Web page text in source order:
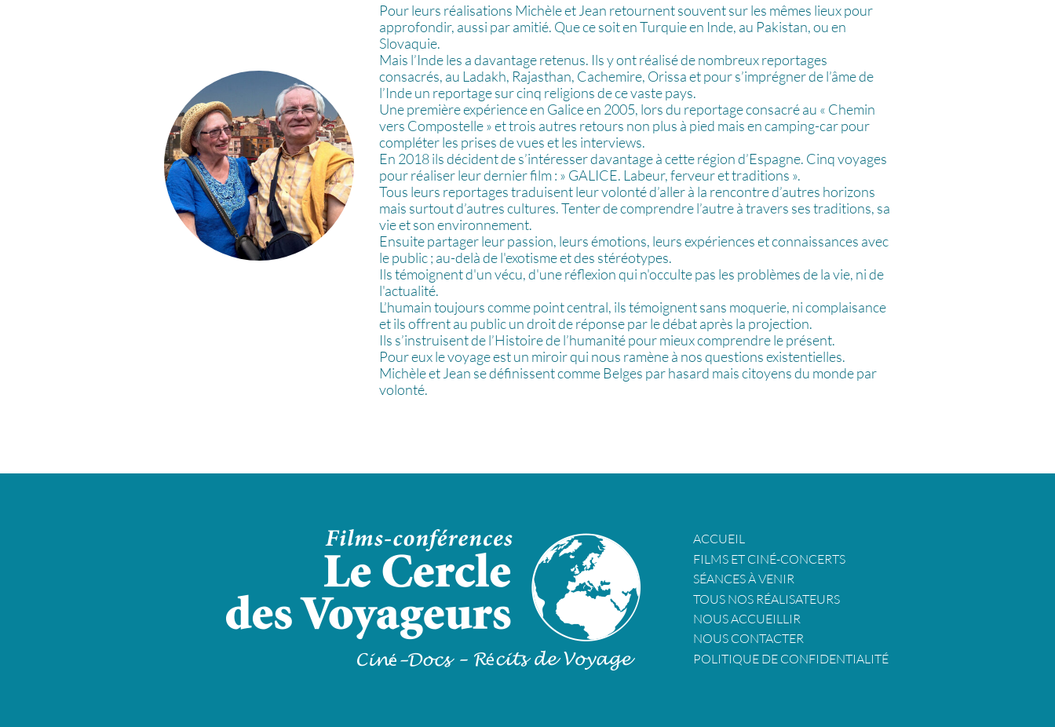
Pour leurs réalisations Michèle et Jean retournent souvent sur les mêmes lieux pour
approfondir, aussi par amitié. Que ce soit en Turquie en Inde, au Pakistan, ou en
Slovaquie.
Mais l’Inde les a davantage retenus. Ils y ont réalisé de nombreux reportages
consacrés, au Ladakh, Rajasthan, Cachemire, Orissa et pour s’imprégner de l’âme de
l’Inde un reportage sur cinq religions de ce vaste pays.
Une première expérience en Galice en 2005, lors du reportage consacré au « Chemin
vers Compostelle » et trois autres retours non plus à pied mais en camping-car pour
compléter les prises de vues et les interviews.
En 2018 ils décident de s’intéresser davantage à cette région d’Espagne. Cinq voyages
pour réaliser leur dernier film : » GALICE. Labeur, ferveur et traditions ».
Tous leurs reportages traduisent leur volonté d’aller à la rencontre d’autres horizons
mais surtout d’autres cultures. Tenter de comprendre l’autre à travers ses traditions, sa
vie et son environnement.
Ensuite partager leur passion, leurs émotions, leurs expériences et connaissances avec
le public ; au-delà de l'exotisme et des stéréotypes.
Ils témoignent d'un vécu, d'une réflexion qui n'occulte pas les problèmes de la vie, ni de
l'actualité.
L’humain toujours comme point central, ils témoignent sans moquerie, ni complaisance
et ils offrent au public un droit de réponse par le débat après la projection.
Ils s’instruisent de l’Histoire de l’humanité pour mieux comprendre le présent.
Pour eux le voyage est un miroir qui nous ramène à nos questions existentielles.
Michèle et Jean se définissent comme Belges par hasard mais citoyens du monde par
volonté.
ACCUEIL
FILMS ET CINÉ-CONCERTS
SÉANCES À VENIR
TOUS NOS RÉALISATEURS
NOUS ACCUEILLIR
NOUS CONTACTER
POLITIQUE DE CONFIDENTIALITÉ